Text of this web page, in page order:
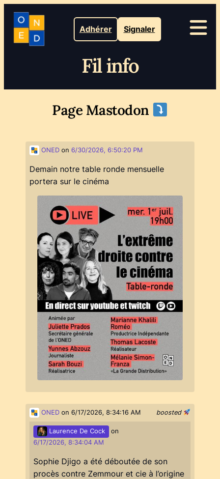
Adhérer Signaler
Fil info
Page Mastodon
ONED on 6/30/2026, 6:50:20 PM
Demain notre table ronde mensuelle
portera sur le cinéma
boosted
ONED on 6/17/2026, 8:34:16 AM
Laurence De Cock
on
6/17/2026, 8:34:04 AM
Sophie Djigo a été déboutée de son
procès contre Zemmour et cie à l’origine